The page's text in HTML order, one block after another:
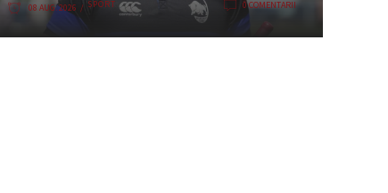
08 AUG. 2026 SPORT 0 COMENTARII